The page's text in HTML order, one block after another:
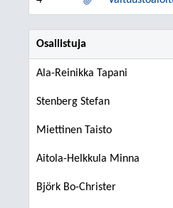
Osallistuja
Ala-Reinikka Tapani
Stenberg Stefan
Miettinen Taisto
Aitola-Helkkula Minna
Björk Bo-Christer